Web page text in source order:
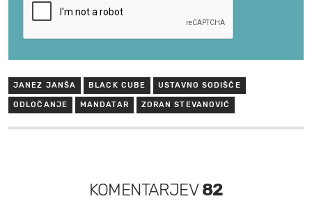
JANEZ JANŠA BLACK CUBE USTAVNO SODIŠČE
ODLOČANJE MANDATAR ZORAN STEVANOVIĆ
KOMENTARJEV82